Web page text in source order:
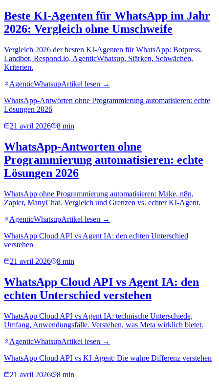
Beste KI-Agenten für WhatsApp im Jahr
2026: Vergleich ohne Umschweife
Vergleich 2026 der besten KI-Agenten für WhatsApp: Botpress,
Landbot, Respond.io, AgenticWhatsup. Stärken, Schwächen,
Kriterien.
AgenticWhatsupArtikel lesen →
WhatsApp-Antworten ohne Programmierung automatisieren: echte
Lösungen 2026
21 avril 2026
8 min
WhatsApp-Antworten ohne
Programmierung automatisieren: echte
Lösungen 2026
WhatsApp ohne Programmierung automatisieren: Make, n8n,
Zapier, ManyChat. Vergleich und Grenzen vs. echter KI-Agent.
AgenticWhatsupArtikel lesen →
WhatsApp Cloud API vs Agent IA: den echten Unterschied
verstehen
21 avril 2026
8 min
WhatsApp Cloud API vs Agent IA: den
echten Unterschied verstehen
WhatsApp Cloud API vs Agent IA: technische Unterschiede,
Umfang, Anwendungsfälle. Verstehen, was Meta wirklich bietet.
AgenticWhatsupArtikel lesen →
WhatsApp Cloud API vs KI-Agent: Die wahre Differenz verstehen
21 avril 2026
8 min